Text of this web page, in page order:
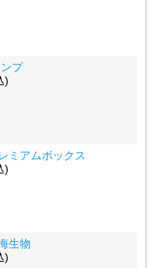
プ
)
ミアムボックス
)
生物
)